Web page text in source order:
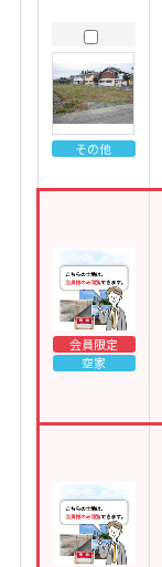
その他
会員限定
空家